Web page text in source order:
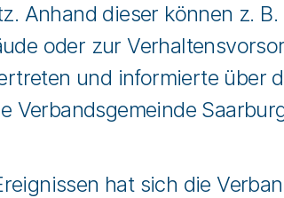
Anhand dieser können z.
oder zur
und informierte über
Verbandsgemeinde
hat sich die